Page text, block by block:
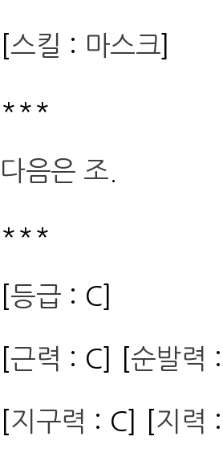
스킬 : 마스크
***
다음은 조
***
등급 : C]
근력 : C] [ 순발력
지구력 : C] [ 지력